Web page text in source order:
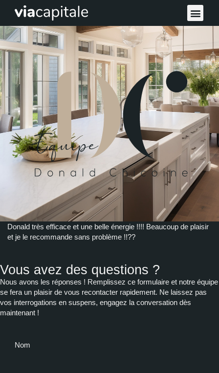
Donald très efficace et une belle énergie !!!! Beaucoup de plaisir
et je le recommande sans problème !!??
Vous avez des questions ?
Nous avons les réponses ! Remplissez ce formulaire et notre équipe
se fera un plaisir de vous recontacter rapidement. Ne laissez pas
vos interrogations en suspens, engagez la conversation dès
maintenant !
Nom